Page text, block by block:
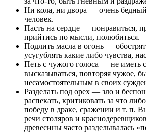
Ни кола, ни двора — очень
человек.
Пасть на сердце — понравиться,
прийтись по мысли, полюбиться.
Подлить масла в огонь —
усугублять какие либо чувства,
Петь с чужого голоса — не иметь
высказываться, повторяя чужое,
несамостоятельным в своих
Разделать под орех — зло и
распекать, критиковать за что
победу в драке, сражении и т. п.
речи столяров и
древесины часто разделывалась